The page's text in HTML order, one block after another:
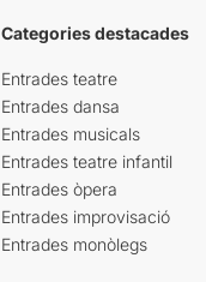
Categories destacades
Entrades teatre
Entrades dansa
Entrades musicals
Entrades teatre infantil
Entrades òpera
Entrades improvisació
Entrades monòlegs